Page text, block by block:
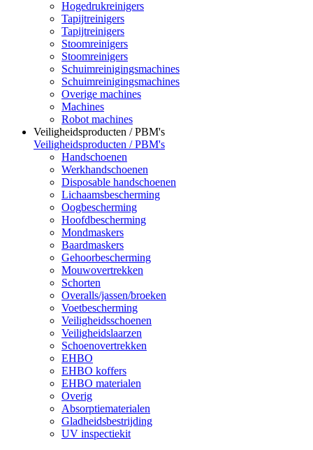
Hogedrukreinigers
Tapijtreinigers
Tapijtreinigers
Stoomreinigers
Stoomreinigers
Schuimreinigingsmachines
Schuimreinigingsmachines
Overige machines
Machines
Robot machines
Veiligheidsproducten / PBM's
Veiligheidsproducten / PBM's
Handschoenen
Werkhandschoenen
Disposable handschoenen
Lichaamsbescherming
Oogbescherming
Hoofdbescherming
Mondmaskers
Baardmaskers
Gehoorbescherming
Mouwovertrekken
Schorten
Overalls/jassen/broeken
Voetbescherming
Veiligheidsschoenen
Veiligheidslaarzen
Schoenovertrekken
EHBO
EHBO koffers
EHBO materialen
Overig
Absorptiematerialen
Gladheidsbestrijding
UV inspectiekit